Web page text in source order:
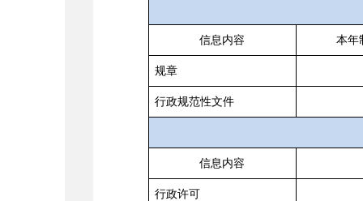
信息内容 本年
规章
行政规范性文件
信息内容
行政许可